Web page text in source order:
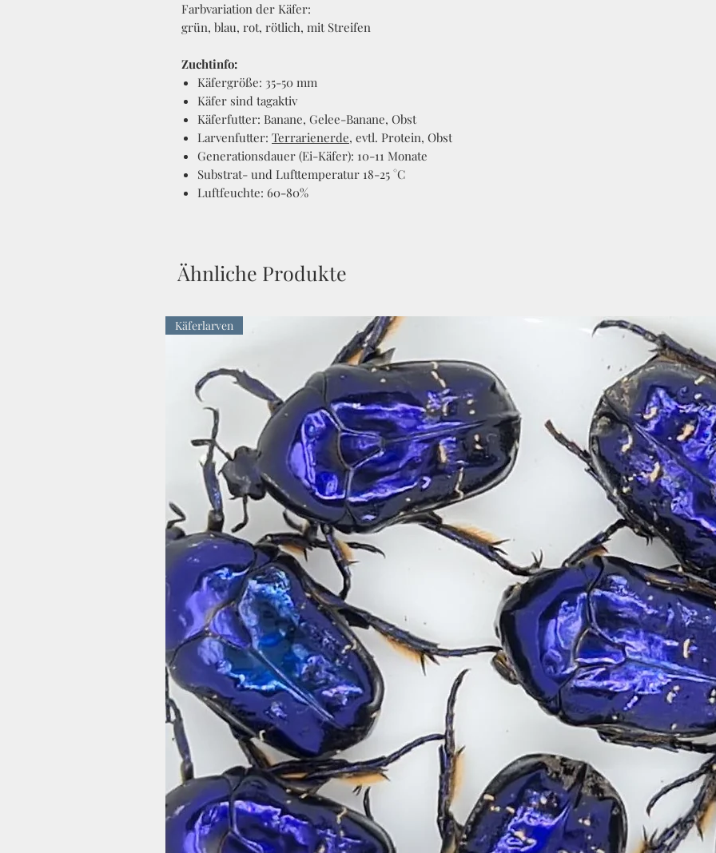
Farbvariation der Käfer:
grün, blau, rot, rötlich, mit Streifen
Zuchtinfo:
Käfergröße: 35-50 mm
Käfer sind tagaktiv
Käferfutter: Banane, Gelee-Banane, Obst
Larvenfutter: Terrarienerde, evtl. Protein, Obst
Generationsdauer (Ei-Käfer): 10-11 Monate
Substrat- und Lufttemperatur 18-25 °C
Luftfeuchte: 60-80%
Ähnliche Produkte
Käferlarven